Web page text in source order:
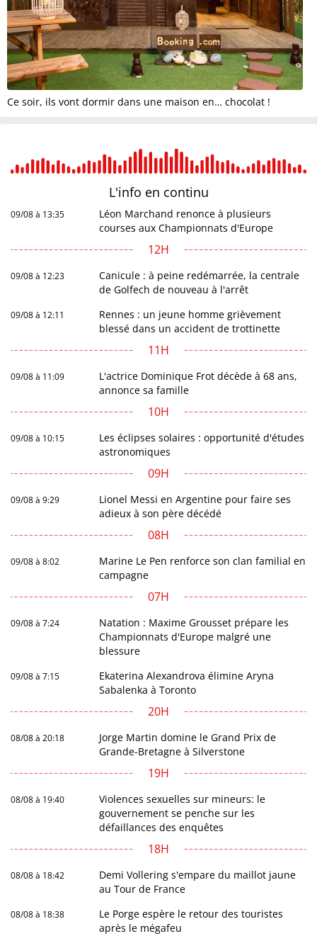
Ce soir, ils vont dormir dans une maison en… chocolat !
L'info en continu
09/08 à 13:35
Léon Marchand renonce à plusieurs
courses aux Championnats d'Europe
12H
09/08 à 12:23
Canicule : à peine redémarrée, la centrale
de Golfech de nouveau à l'arrêt
09/08 à 12:11
Rennes : un jeune homme grièvement
blessé dans un accident de trottinette
11H
09/08 à 11:09
L'actrice Dominique Frot décède à 68 ans,
annonce sa famille
10H
09/08 à 10:15
Les éclipses solaires : opportunité d'études
astronomiques
09H
09/08 à 9:29
Lionel Messi en Argentine pour faire ses
adieux à son père décédé
08H
09/08 à 8:02
Marine Le Pen renforce son clan familial en
campagne
07H
09/08 à 7:24
Natation : Maxime Grousset prépare les
Championnats d'Europe malgré une
blessure
09/08 à 7:15
Ekaterina Alexandrova élimine Aryna
Sabalenka à Toronto
20H
08/08 à 20:18
Jorge Martin domine le Grand Prix de
Grande-Bretagne à Silverstone
19H
08/08 à 19:40
Violences sexuelles sur mineurs: le
gouvernement se penche sur les
défaillances des enquêtes
18H
08/08 à 18:42
Demi Vollering s'empare du maillot jaune
au Tour de France
08/08 à 18:38
Le Porge espère le retour des touristes
après le mégafeu